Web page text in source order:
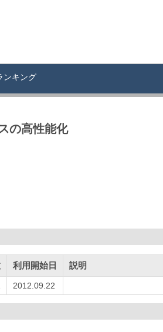
ンキング
の高性能化
利用開始日 説明
2012.09.22